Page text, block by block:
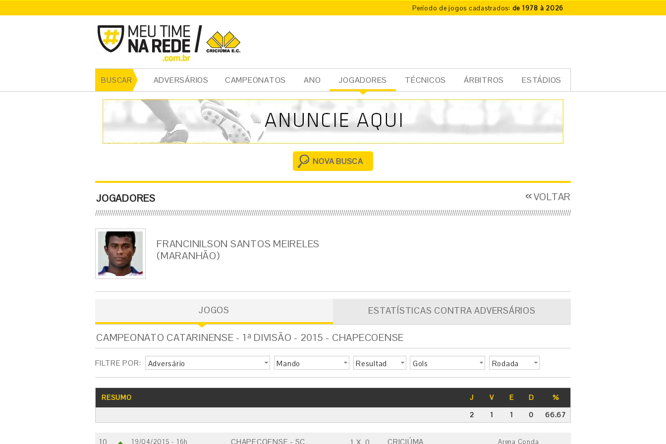
Período de jogos cadastrados: de 1978 à 2026
BUSCAR ADVERSÁRIOS CAMPEONATOS ANO JOGADORES TÉCNICOS ÁRBITROS ESTÁDIOS
cia
l
NOVA BUSCA
JOGADORES VOLTAR
FRANCINILSON SANTOS MEIRELES
(MARANHÃO)
JOGOS ESTATÍSTICAS CONTRA ADVERSÁRIOS
CAMPEONATO CATARINENSE - 1ª DIVISÃO - 2015 - CHAPECOENSE
FILTRE POR: Adversário Mando
Resultad
Gols Rodada
RESUMO J V E D
%
2
1 1 0 66.67
10 19/04/2015 - 16h CHAPECOENSE - SC CRICIÚMA Arena Conda